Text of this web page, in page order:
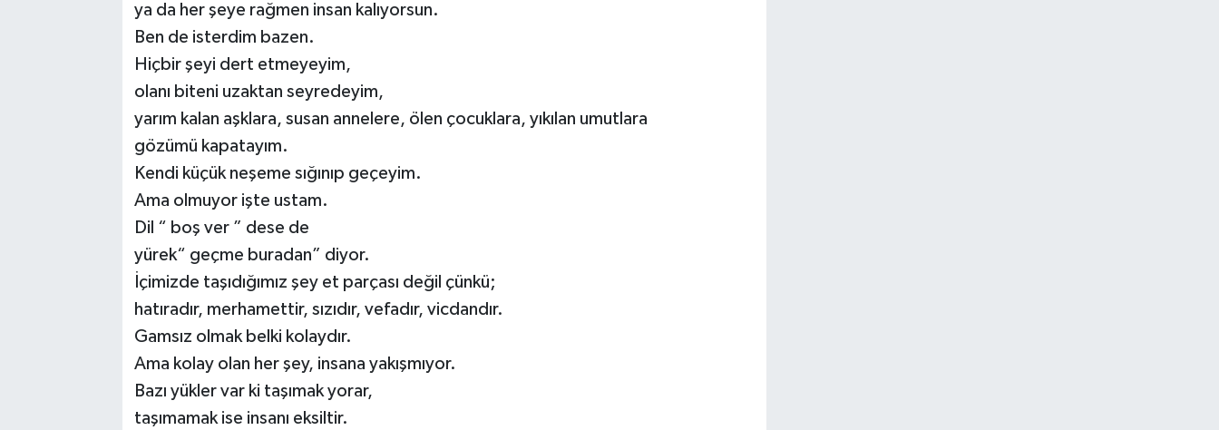
ya da her şeye rağmen insan kalıyorsun.
Ben de isterdim bazen.
Hiçbir şeyi dert etmeyeyim,
olanı biteni uzaktan seyredeyim,
yarım kalan aşklara, susan annelere, ölen çocuklara, yıkılan umutlara
gözümü kapatayım.
Kendi küçük neşeme sığınıp geçeyim.
Ama olmuyor işte ustam.
Dil “ boş ver ” dese de
yürek“ geçme buradan” diyor.
İçimizde taşıdığımız şey et parçası değil çünkü;
hatıradır, merhamettir, sızıdır, vefadır, vicdandır.
Gamsız olmak belki kolaydır.
Ama kolay olan her şey, insana yakışmıyor.
Bazı yükler var ki taşımak yorar,
taşımamak ise insanı eksiltir.